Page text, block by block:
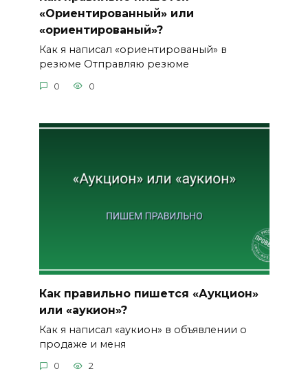
«Ориентированный» или
«ориентированый»?
Как я написал «ориентированый» в
резюме Отправляю резюме
0 0
Как правильно пишется «Аукцион»
или «аукион»?
Как я написал «аукион» в объявлении о
продаже и меня
0 2